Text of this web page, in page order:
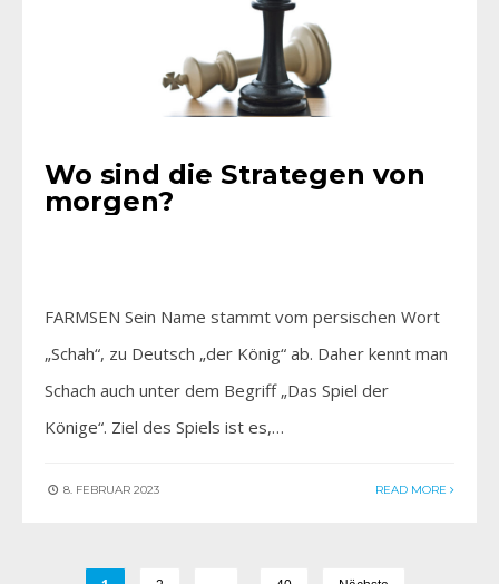
Wo sind die Strategen von
morgen?
FARMSEN Sein Name stammt vom persischen Wort
„Schah“, zu Deutsch „der König“ ab. Daher kennt man
Schach auch unter dem Begriff „Das Spiel der
Könige“. Ziel des Spiels ist es,…
8. FEBRUAR 2023 READ MORE